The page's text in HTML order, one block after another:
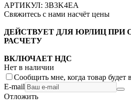
АРТИКУЛ: 3B3K4EA
Свяжитесь с нами насчёт цены
ДЕЙСТВУЕТ ДЛЯ ЮРЛИЦ ПРИ
РАСЧЕТУ
ВКЛЮЧАЕТ НДС
Нет в наличии
Сообщить мне, когда товар будет
E-mail
Отложить